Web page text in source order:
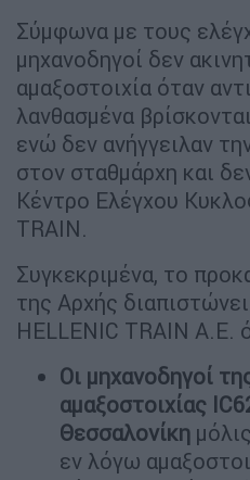
Σύμφωνα με τους
μηχανοδηγοί δεν
αμαξοστοιχία όταν
λανθασμένα
ενώ δεν ανήγγειλαν
στον σταθμάρχη και
Κέντρο Ελέγχου
TRAIN.
Συγκεκριμένα, το
της Αρχής
HELLENIC TRAIN Α.Ε.
Οι μηχανοδηγοί
αμαξοστοιχίας
Θεσσαλονίκη
εν λόγω